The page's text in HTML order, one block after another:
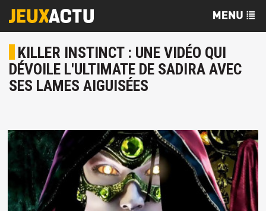
KILLER INSTINCT : UNE VIDÉO QUI
DÉVOILE L'ULTIMATE DE SADIRA AVEC
SES LAMES AIGUISÉES